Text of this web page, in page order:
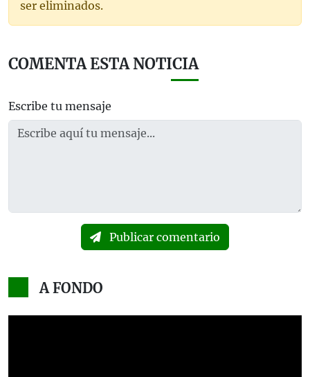
ser eliminados.
COMENTA ESTA NOTICIA
Escribe tu mensaje
Publicar comentario
A FONDO